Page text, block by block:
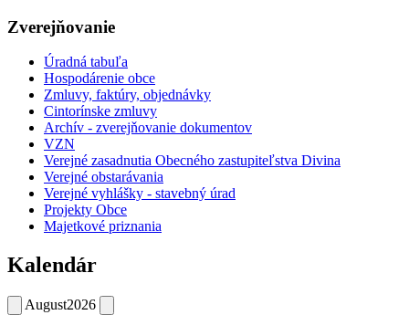
Zverejňovanie
Úradná tabuľa
Hospodárenie obce
Zmluvy, faktúry, objednávky
Cintorínske zmluvy
Archív - zverejňovanie dokumentov
VZN
Verejné zasadnutia Obecného zastupiteľstva Divina
Verejné obstarávania
Verejné vyhlášky - stavebný úrad
Projekty Obce
Majetkové priznania
Kalendár
August2026